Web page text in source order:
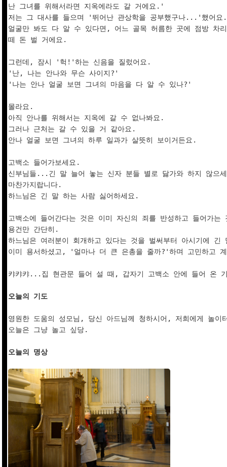
난 그녀를 위해서라면 지옥에라도 갈 거에요.'
저는 그 대사를 들으며 '뛰어난 관상학을 공부했구나...'했어요.
얼굴만 봐도 다 알 수 있다면, 어느 골목 허름한 곳에 점방 차
떼 돈 벌 거에요.
그런데, 잠시 '헉!'하는 신음을 질렀어요.
'난, 나는 안나와 무슨 사이지?'
'나는 안나 얼굴 보면 그녀의 마음을 다 알 수 있나?'
몰라요.
아직 안나를 위해서는 지옥에 갈 수 없나봐요.
그러나 근처는 갈 수 있을 거 같아요.
안나 얼굴 보면 그녀의 하루 일과가 살뜻히 보이거든요.
고백소 들어가보세요.
신부님들...긴 말 늘어 놓는 신자 분들 별로 닳가와 하지 않으
마찬가지랍니다.
하느님은 긴 말 하는 사람 싫어하세요.
고백소에 들어간다는 것은 이미 자신의 죄를 반성하고 들어가는
용건만 간단히.
하느님은 여러분이 회개하고 있다는 것을 벌써부터 아시기에 긴
이미 용서하셨고, '얼마나 더 큰 은총을 줄까?'하며 고민하고
캬캬캬...집 현관문 들어 설 때, 갑자기 고백소 안에 들어 온
오늘의 기도
영원한 도움의 성모님, 당신 아드님께 청하시어, 저희에게 놀이
오늘은 그냥 놀고 싶당.
오늘의 명상